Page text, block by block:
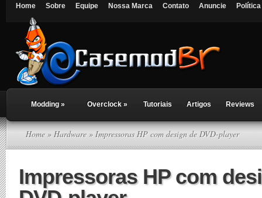
Home Sobre Equipe Nossa Marca Contato Anuncie
Modding » Overclock » Tutoriais Artigos Reviews
Home » Hardware » Impressoras HP com design de DVD-player
Impressoras HP com